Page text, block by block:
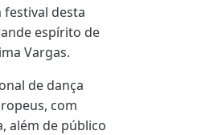
desta
espírito de
Vargas.
de dança
com
além de público